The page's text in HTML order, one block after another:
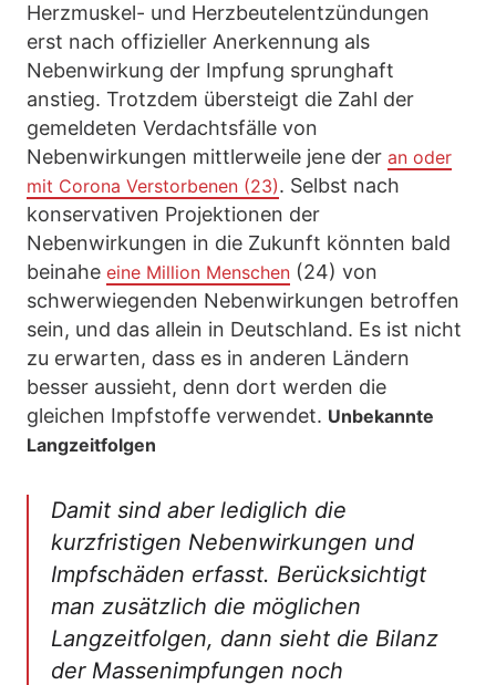
Herzmuskel- und Herzbeutelentzündungen
erst nach offizieller Anerkennung als
Nebenwirkung der Impfung sprunghaft
anstieg. Trotzdem übersteigt die Zahl der
gemeldeten Verdachtsfälle von
Nebenwirkungen mittlerweile jene der an oder
mit Corona Verstorbenen (23). Selbst nach
konservativen Projektionen der
Nebenwirkungen in die Zukunft könnten bald
beinahe eine Million Menschen (24) von
schwerwiegenden Nebenwirkungen betroffen
sein, und das allein in Deutschland. Es ist nicht
zu erwarten, dass es in anderen Ländern
besser aussieht, denn dort werden die
gleichen Impfstoffe verwendet. Unbekannte
Langzeitfolgen
Damit sind aber lediglich die
kurzfristigen Nebenwirkungen und
Impfschäden erfasst. Berücksichtigt
man zusätzlich die möglichen
Langzeitfolgen, dann sieht die Bilanz
der Massenimpfungen noch